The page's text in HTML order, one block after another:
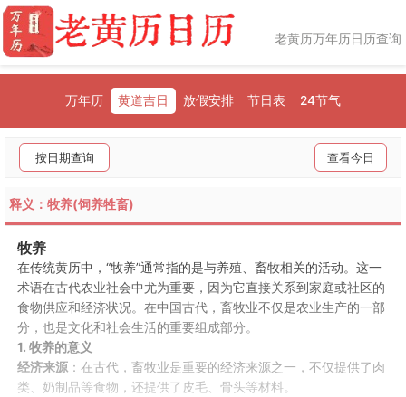
老黄历万年历日历查询
万年历 黄道吉日 放假安排 节日表 24节气
按日期查询 查看今日
释义：牧养(饲养牲畜)
牧养
在传统黄历中，“牧养”通常指的是与养殖、畜牧相关的活动。这一
术语在古代农业社会中尤为重要，因为它直接关系到家庭或社区的
食物供应和经济状况。在中国古代，畜牧业不仅是农业生产的一部
分，也是文化和社会生活的重要组成部分。
1. 牧养的意义
经济来源：在古代，畜牧业是重要的经济来源之一，不仅提供了肉
类、奶制品等食物，还提供了皮毛、骨头等材料。